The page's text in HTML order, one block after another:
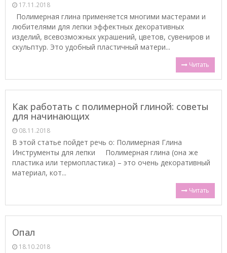
17.11.2018
Полимерная глина применяется многими мастерами и
любителями для лепки эффектных декоративных
изделий, всевозможных украшений, цветов, сувениров и
скульптур. Это удобный пластичный матери...
Читать
Как работать с полимерной глиной: советы
для начинающих
08.11.2018
В этой статье пойдет речь о: Полимерная Глина
Инструменты для лепки Полимерная глина (она же
пластика или термопластика) – это очень декоративный
материал, кот...
Читать
Опал
18.10.2018